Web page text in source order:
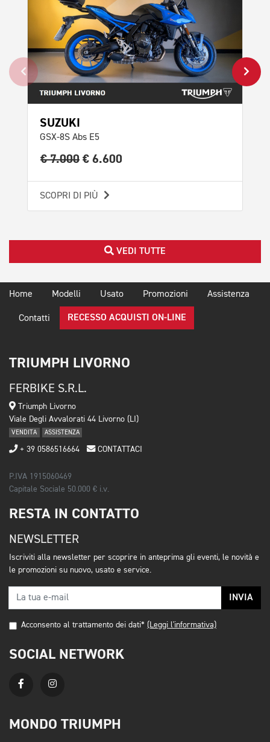
SUZUKI
GSX-8S Abs E5
€ 7.000 € 6.600
SCOPRI DI PIÙ
VEDI TUTTE
Home Modelli Usato Promozioni Assistenza
Contatti RECESSO ACQUISTI ON-LINE
TRIUMPH LIVORNO
FERBIKE S.R.L.
Triumph Livorno
Viale Degli Avvalorati 44 Livorno (LI)
VENDITA ASSISTENZA
+ 39 0586516664 CONTATTACI
P.IVA 1915060469
Capitale Sociale 50.000 € i.v.
RESTA IN CONTATTO
NEWSLETTER
Iscriviti alla newsletter per scoprire in anteprima gli eventi, le novità e
le promozioni su nuovo, usato e service.
INVIA
Acconsento al trattamento dei dati* (Leggi l'informativa)
SOCIAL NETWORK
MONDO TRIUMPH